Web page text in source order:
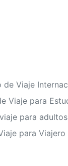
de Viaje
Viaje para
para
para